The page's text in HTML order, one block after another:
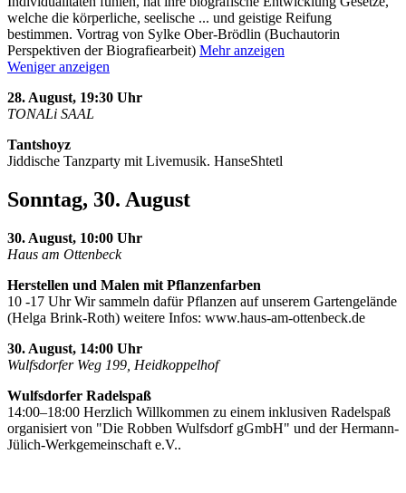
welche die körperliche, seelische ... und geistige Reifung
bestimmen. Vortrag von Sylke Ober-Brödlin (Buchautorin
Perspektiven der Biografiearbeit) Mehr anzeigen
Weniger anzeigen
28. August, 19:30 Uhr
TONALi SAAL
Tantshoyz
Jiddische Tanzparty mit Livemusik. HanseShtetl
Sonntag, 30. August
30. August, 10:00 Uhr
Haus am Ottenbeck
Herstellen und Malen mit Pflanzenfarben
10 -17 Uhr Wir sammeln dafür Pflanzen auf unserem Gartengelände
(Helga Brink-Roth) weitere Infos: www.haus-am-ottenbeck.de
30. August, 14:00 Uhr
Wulfsdorfer Weg 199, Heidkoppelhof
Wulfsdorfer Radelspaß
14:00–18:00 Herzlich Willkommen zu einem inklusiven Radelspaß
organisiert von "Die Robben Wulfsdorf gGmbH" und der Hermann-
Jülich-Werkgemeinschaft e.V..